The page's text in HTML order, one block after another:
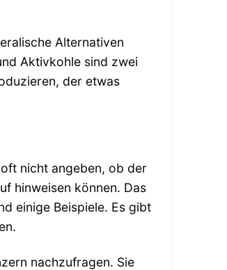
Alternativen
Aktivkohle sind zwei
der etwas
nicht angeben, ob der
hinweisen können. Das
einige Beispiele. Es gibt
nachzufragen. Sie